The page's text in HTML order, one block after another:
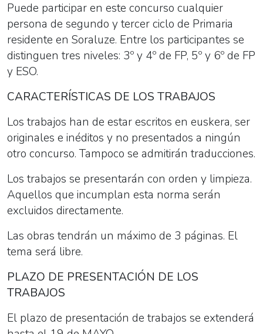
Puede participar en este concurso cualquier
persona de segundo y tercer ciclo de Primaria
residente en Soraluze. Entre los participantes se
distinguen tres niveles: 3º y 4º de FP, 5º y 6º de FP
y ESO.
CARACTERÍSTICAS DE LOS TRABAJOS
Los trabajos han de estar escritos en euskera, ser
originales e inéditos y no presentados a ningún
otro concurso. Tampoco se admitirán traducciones.
Los trabajos se presentarán con orden y limpieza.
Aquellos que incumplan esta norma serán
excluidos directamente.
Las obras tendrán un máximo de 3 páginas. El
tema será libre.
PLAZO DE PRESENTACIÓN DE LOS
TRABAJOS
El plazo de presentación de trabajos se extenderá